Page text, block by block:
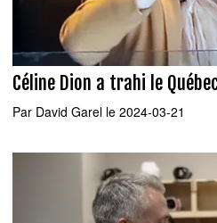
Céline Dion a trahi le
Par David Garel le 2024-03-21